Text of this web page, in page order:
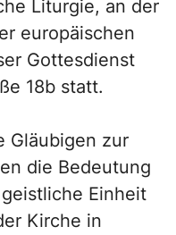
Liturgie, an der
europäischen
Gottesdienst
18b statt.
Gläubigen zur
die Bedeutung
Einheit
Kirche in